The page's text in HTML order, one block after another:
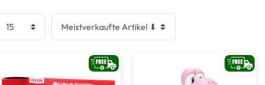
Gebraucht - Sehr gut
Gebraucht - Akzeptabel
EUR